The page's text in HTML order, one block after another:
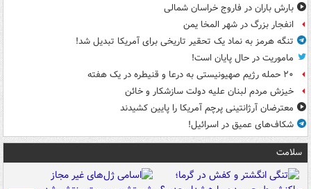
بارش باران در فاروج خراسان شمالی
انفجار بزرگ در شهر المخا یمن
تنگه هرمز به نماد یک تحقیر تاریخی برای آمریکا تبدیل شد!
ماموریت در حال پایان است!
۲۰ حمله رژیم صهیونیستی به درعا و قنیطره در یک هفته
خیزش مردم لبنان علیه دولت سازشکار و خائن
معترضان آرژانتینی پرچم آمریکا را پایین کشیدند
شکاف‌های عمیق در اسرائیل!
سلامت